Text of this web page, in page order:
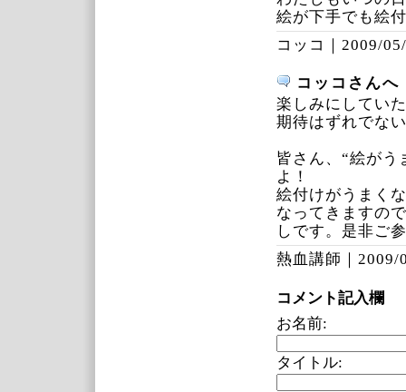
絵が下手でも絵
コッコ｜ 2009/
コッコさんへ
楽しみにしてい
期待はずれでな
皆さん、“絵がう
よ！
絵付けがうまく
なってきますの
しです。是非ご
熱血講師｜ 2009/
コメント記入欄
お名前:
タイトル: